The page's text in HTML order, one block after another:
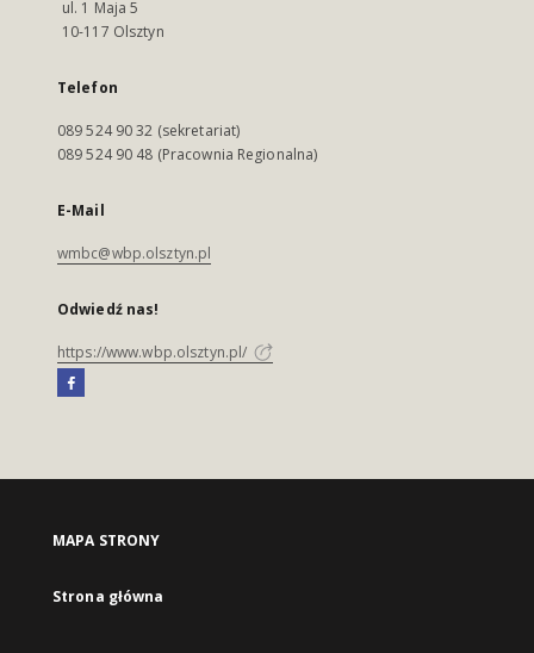
ul. 1 Maja 5
10-117 Olsztyn
Telefon
089 524 90 32 (sekretariat)
089 524 90 48 (Pracownia Regionalna)
E-Mail
wmbc@wbp.olsztyn.pl
Odwiedź nas!
https://www.wbp.olsztyn.pl/
MAPA STRONY
Strona główna